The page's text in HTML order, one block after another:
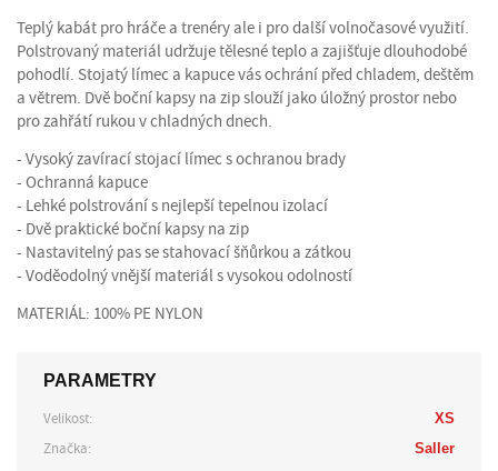
Teplý kabát pro hráče a trenéry ale i pro další volnočasové využití.
Polstrovaný materiál udržuje tělesné teplo a zajišťuje dlouhodobé
pohodlí. Stojatý límec a kapuce vás ochrání před chladem, deštěm
a větrem. Dvě boční kapsy na zip slouží jako úložný prostor nebo
pro zahřátí rukou v chladných dnech.
- Vysoký zavírací stojací límec s ochranou brady
- Ochranná kapuce
- Lehké polstrování s nejlepší tepelnou izolací
- Dvě praktické boční kapsy na zip
- Nastavitelný pas se stahovací šňůrkou a zátkou
- Voděodolný vnější materiál s vysokou odolností
MATERIÁL: 100% PE NYLON
PARAMETRY
Velikost: XS
Značka: Saller